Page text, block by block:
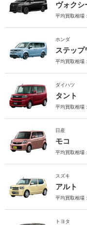
ヴォクシ
平均買取相場：
ホンダ
ステップ
平均買取相場：
ダイハツ
タント
平均買取相場：
日産
モコ
平均買取相場：
スズキ
アルト
平均買取相場：
トヨタ